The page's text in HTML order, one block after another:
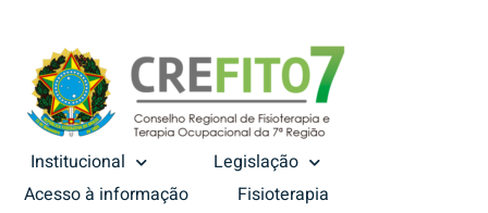
Institucional
Legislação
Acesso à informação
Fisioterapia